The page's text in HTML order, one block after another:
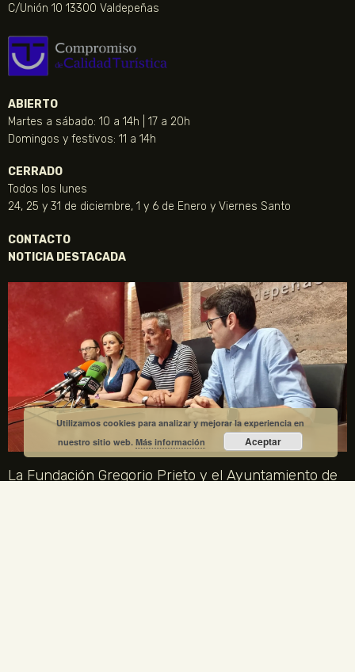
C/Unión 10 13300 Valdepeñas
ABIERTO
Martes a sábado: 10 a 14h | 17 a 20h
Domingos y festivos: 11 a 14h
CERRADO
Todos los lunes
24, 25 y 31 de diciembre, 1 y 6 de Enero y Viernes Santo
CONTACTO
NOTICIA DESTACADA
La Fundación Gregorio Prieto y el Ayuntamiento de
Utilizamos cookies para analizar y mejorar la experiencia en
nuestro sitio web.Más información Aceptar